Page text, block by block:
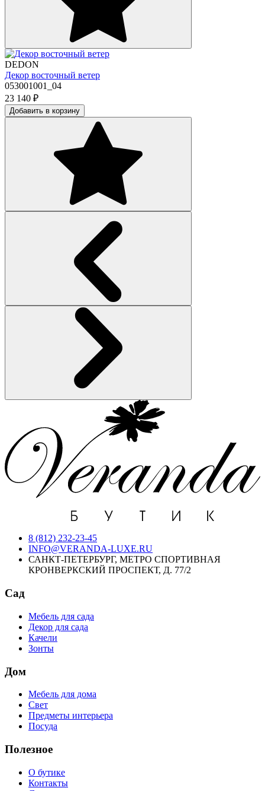
DEDON
Декор восточный ветер
053001001_04
23 140 ₽
Добавить в корзину
8 (812) 232-23-45
INFO@VERANDA-LUXE.RU
САНКТ-ПЕТЕРБУРГ, МЕТРО СПОРТИВНАЯ
КРОНВЕРКСКИЙ ПРОСПЕКТ, Д. 77/2
Сад
Мебель для сада
Декор для сада
Качели
Зонты
Дом
Мебель для дома
Свет
Предметы интерьера
Посуда
Полезное
О бутике
Контакты